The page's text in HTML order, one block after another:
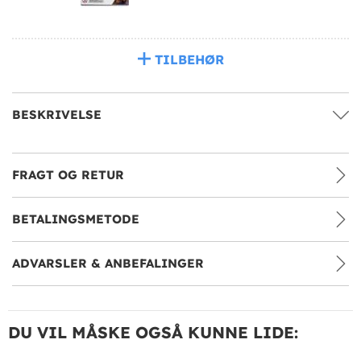
TILBEHØR
BESKRIVELSE
FRAGT OG RETUR
BETALINGSMETODE
ADVARSLER & ANBEFALINGER
DU VIL MÅSKE OGSÅ KUNNE LIDE: